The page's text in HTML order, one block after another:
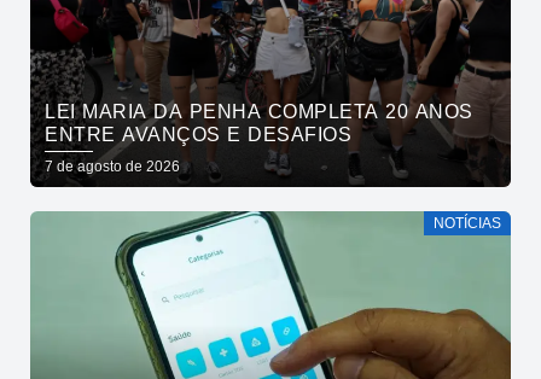
LEI MARIA DA PENHA COMPLETA 20 ANOS
ENTRE AVANÇOS E DESAFIOS
7 de agosto de 2026
NOTÍCIAS